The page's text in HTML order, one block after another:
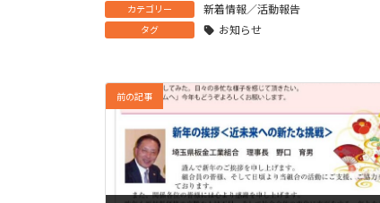
カテゴリー 新着情報／活動報告
タグ お知らせ
前の記事